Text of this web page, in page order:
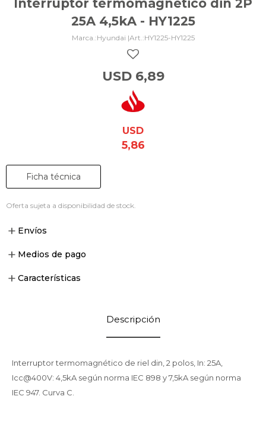
Interruptor termomagnético din 2P
25A 4,5kA - HY1225
Hyundai | HY1225-HY1225
USD 6,89
USD
5,86
Ficha técnica
Oferta sujeta a disponibilidad de stock.
Envíos
Medios de pago
Características
Descripción
Interruptor termomagnético de riel din, 2 polos, In: 25A,
Icc@400V: 4,5kA según norma IEC 898 y 7,5kA según norma
IEC 947. Curva C.